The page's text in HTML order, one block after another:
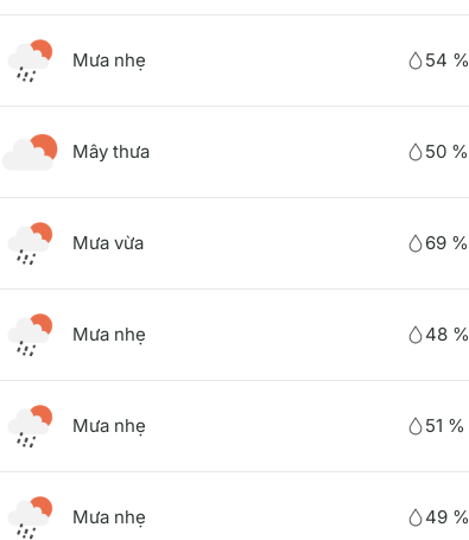
Mưa nhẹ 54 %
Mây thưa 50 %
Mưa vừa 69 %
Mưa nhẹ 48 %
Mưa nhẹ 51 %
Mưa nhẹ 49 %